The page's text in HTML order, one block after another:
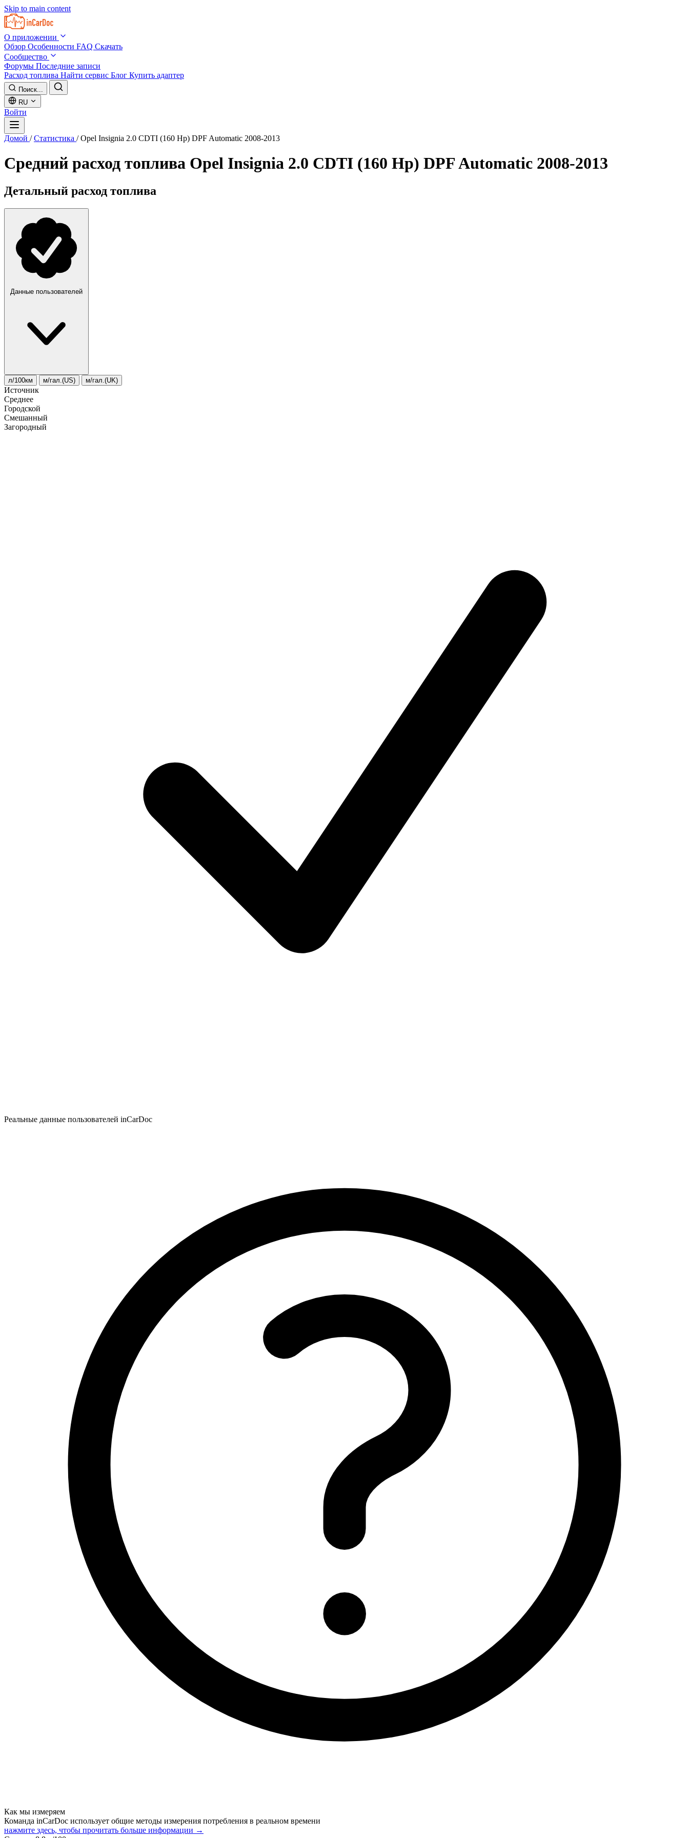
Skip to main content
О приложении
Обзор Особенности FAQ Скачать
Сообщество
Форумы Последние записи
Расход топлива Найти сервис Блог Купить адаптер
Поиск...
RU
Войти
Домой / Статистика / Opel Insignia 2.0 CDTI (160 Hp) DPF Automatic 2008-2013
Средний расход топлива Opel Insignia 2.0 CDTI (160 Hp) DPF Automatic 2008-2013
Детальный расход топлива
Данные пользователей
л/100км м/гал.(US) м/гал.(UK)
Источник
Среднее
Городской
Смешанный
Загородный
Реальные данные пользователей inCarDoc
Как мы измеряем
Команда inCarDoc использует общие методы измерения потребления в реальном времени
нажмите здесь, чтобы прочитать больше информации →